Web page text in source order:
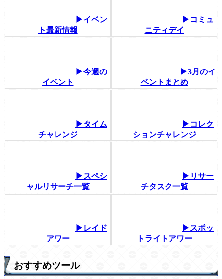
▶イベン
ト最新情報
▶コミュ
ニティデイ
▶今週の
イベント
▶3月のイ
ベントまとめ
▶タイム
チャレンジ
▶コレク
ションチャレンジ
▶スペシ
ャルリサーチ一覧
▶リサー
チタスク一覧
▶レイド
アワー
▶スポッ
トライトアワー
おすすめツール